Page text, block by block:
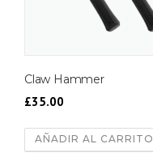
Claw Hammer
£35.00
AÑADIR AL CARRITO